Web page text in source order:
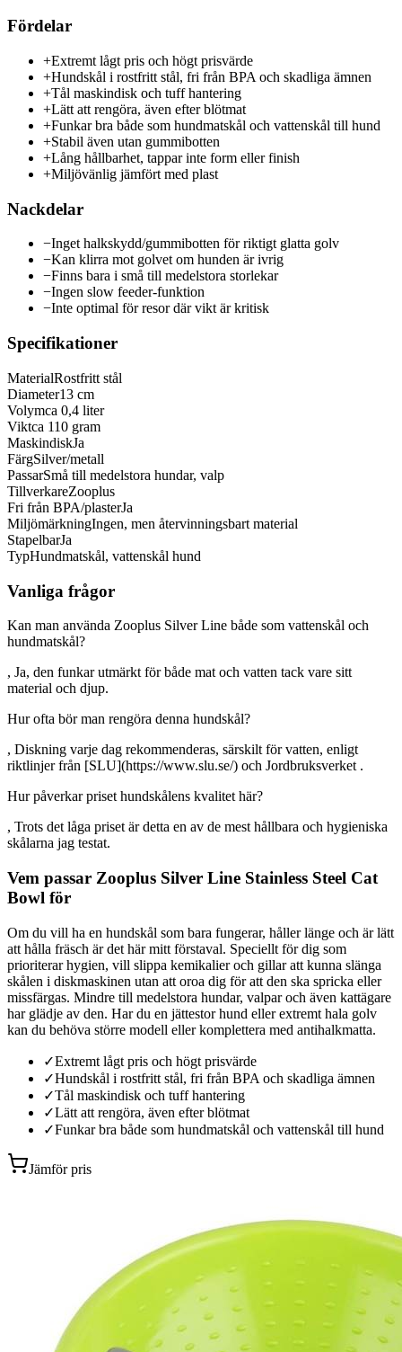
Fördelar
+Extremt lågt pris och högt prisvärde
+Hundskål i rostfritt stål, fri från BPA och skadliga ämnen
+Tål maskindisk och tuff hantering
+Lätt att rengöra, även efter blötmat
+Funkar bra både som hundmatskål och vattenskål till hund
+Stabil även utan gummibotten
+Lång hållbarhet, tappar inte form eller finish
+Miljövänlig jämfört med plast
Nackdelar
−Inget halkskydd/gummibotten för riktigt glatta golv
−Kan klirra mot golvet om hunden är ivrig
−Finns bara i små till medelstora storlekar
−Ingen slow feeder-funktion
−Inte optimal för resor där vikt är kritisk
Specifikationer
MaterialRostfritt stål
Diameter13 cm
Volymca 0,4 liter
Viktca 110 gram
MaskindiskJa
FärgSilver/metall
PassarSmå till medelstora hundar, valp
TillverkareZooplus
Fri från BPA/plasterJa
MiljömärkningIngen, men återvinningsbart material
StapelbarJa
TypHundmatskål, vattenskål hund
Vanliga frågor
Kan man använda Zooplus Silver Line både som vattenskål och
hundmatskål?
, Ja, den funkar utmärkt för både mat och vatten tack vare sitt
material och djup.
Hur ofta bör man rengöra denna hundskål?
, Diskning varje dag rekommenderas, särskilt för vatten, enligt
riktlinjer från [SLU](https://www.slu.se/) och Jordbruksverket .
Hur påverkar priset hundskålens kvalitet här?
, Trots det låga priset är detta en av de mest hållbara och hygieniska
skålarna jag testat.
Vem passar Zooplus Silver Line Stainless Steel Cat
Bowl för
Om du vill ha en hundskål som bara fungerar, håller länge och är lätt
att hålla fräsch är det här mitt förstaval. Speciellt för dig som
prioriterar hygien, vill slippa kemikalier och gillar att kunna slänga
skålen i diskmaskinen utan att oroa dig för att den ska spricka eller
missfärgas. Mindre till medelstora hundar, valpar och även kattägare
har glädje av den. Har du en jättestor hund eller extremt hala golv
kan du behöva större modell eller komplettera med antihalkmatta.
✓Extremt lågt pris och högt prisvärde
✓Hundskål i rostfritt stål, fri från BPA och skadliga ämnen
✓Tål maskindisk och tuff hantering
✓Lätt att rengöra, även efter blötmat
✓Funkar bra både som hundmatskål och vattenskål till hund
Jämför pris